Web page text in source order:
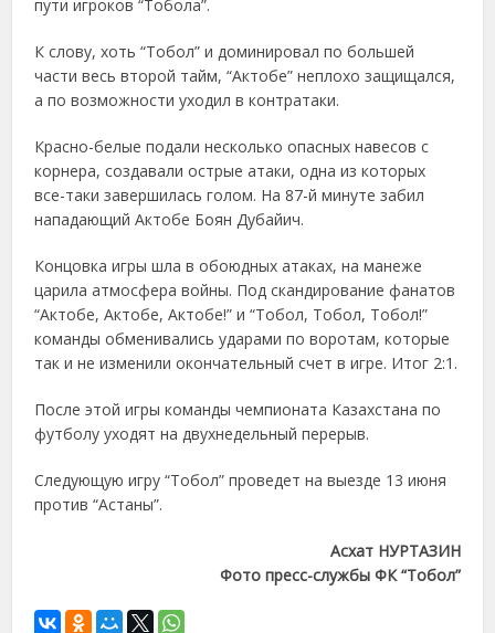
пути игроков “Тобола”.
К слову, хоть “Тобол” и доминировал по большей
части весь второй тайм, “Актобе” неплохо защищался,
а по возможности уходил в контратаки.
Красно-белые подали несколько опасных навесов с
корнера, создавали острые атаки, одна из которых
все-таки завершилась голом. На 87-й минуте забил
нападающий Актобе Боян Дубайич.
Концовка игры шла в обоюдных атаках, на манеже
царила атмосфера войны. Под скандирование фанатов
“Актобе, Актобе, Актобе!” и “Тобол, Тобол, Тобол!”
команды обменивались ударами по воротам, которые
так и не изменили окончательный счет в игре. Итог 2:1.
После этой игры команды чемпионата Казахстана по
футболу уходят на двухнедельный перерыв.
Следующую игру “Тобол” проведет на выезде 13 июня
против “Астаны”.
Асхат НУРТАЗИН
Фото пресс-службы ФК “Тобол”